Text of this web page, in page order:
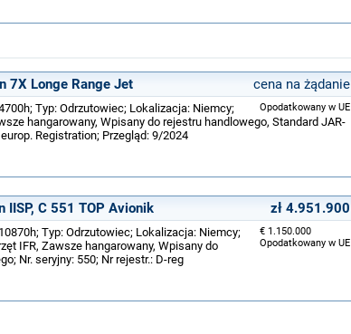
7X Longe Range Jet cena na żądanie
Opodatkowany w UE
Typ: Odrzutowiec; Lokalizacja: Niemcy;
hangarowany, Wpisany do rejestru handlowego, Standard JAR-
Registration; Przegląd: 9/2024
IISP, C 551 TOP Avionik zł 4.951.900
€ 1.150.000
Opodatkowany w UE
Typ: Odrzutowiec; Lokalizacja: Niemcy;
IFR, Zawsze hangarowany, Wpisany do
Nr. seryjny: 550; Nr rejestr.: D-reg